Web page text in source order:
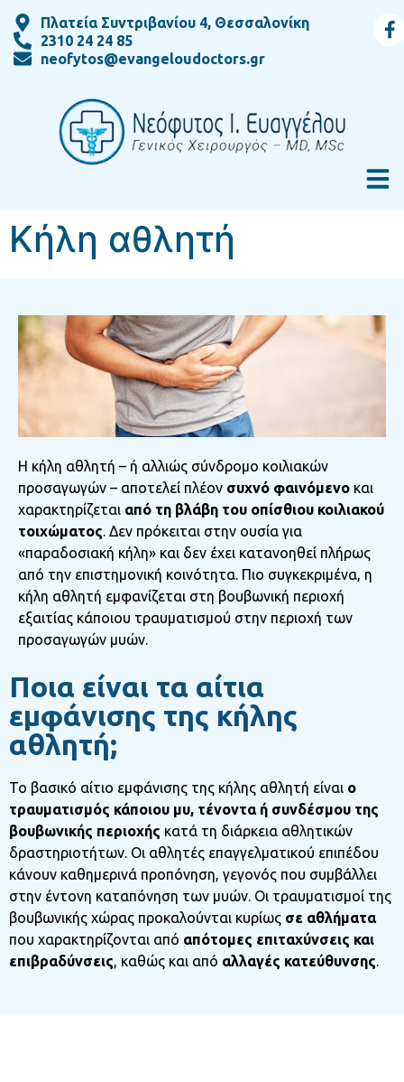
Πλατεία Συντριβανίου 4, Θεσσαλονίκη
2310 24 24 85
neofytos@evangeloudoctors.gr
Κήλη αθλητή
Η κήλη αθλητή – ή αλλιώς σύνδρομο κοιλιακών
προσαγωγών – αποτελεί πλέον συχνό φαινόμενο και
χαρακτηρίζεται από τη βλάβη του οπίσθιου κοιλιακού
τοιχώματος. Δεν πρόκειται στην ουσία για
«παραδοσιακή κήλη» και δεν έχει κατανοηθεί πλήρως
από την επιστημονική κοινότητα. Πιο συγκεκριμένα, η
κήλη αθλητή εμφανίζεται στη βουβωνική περιοχή
εξαιτίας κάποιου τραυματισμού στην περιοχή των
προσαγωγών μυών.
Ποια είναι τα αίτια
εμφάνισης της κήλης
αθλητή;
Το βασικό αίτιο εμφάνισης της κήλης αθλητή είναι ο
τραυματισμός κάποιου μυ, τένοντα ή συνδέσμου της
βουβωνικής περιοχής κατά τη διάρκεια αθλητικών
δραστηριοτήτων. Οι αθλητές επαγγελματικού επιπέδου
κάνουν καθημερινά προπόνηση, γεγονός που συμβάλλει
στην έντονη καταπόνηση των μυών. Οι τραυματισμοί της
βουβωνικής χώρας προκαλούνται κυρίως σε αθλήματα
που χαρακτηρίζονται από απότομες επιταχύνσεις και
επιβραδύνσεις, καθώς και από αλλαγές κατεύθυνσης.